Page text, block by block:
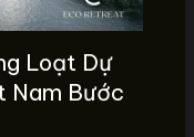
Loạt Dự
Nam Bước